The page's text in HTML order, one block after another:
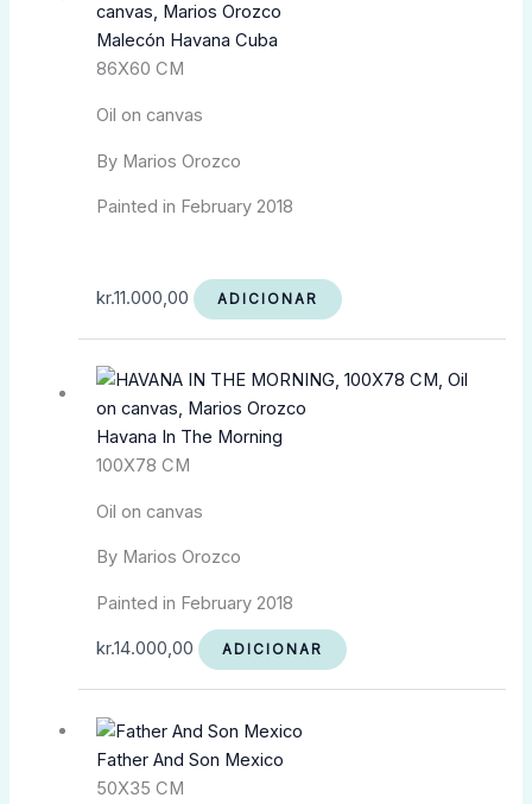
Malecón Havana Cuba
86X60 CM
Oil on canvas
By Marios Orozco
Painted in February 2018
kr.11.000,00 ADICIONAR
Havana In The Morning
100X78 CM
Oil on canvas
By Marios Orozco
Painted in February 2018
kr.14.000,00 ADICIONAR
Father And Son Mexico
50X35 CM